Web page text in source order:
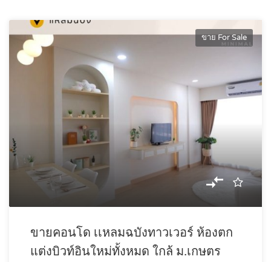
ขาย For Sale
ขายคอนโด เเหลมฉบังทาวเวอร์ ห้องตก
แต่งบิวท์อินใหม่ทั้งหมด ใกล้ ม.เกษตร